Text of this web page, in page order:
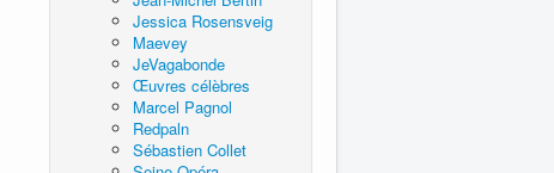
Jessica Rosensveig
Maevey
JeVagabonde
Œuvres célèbres
Marcel Pagnol
Redpaln
Sébastien Collet